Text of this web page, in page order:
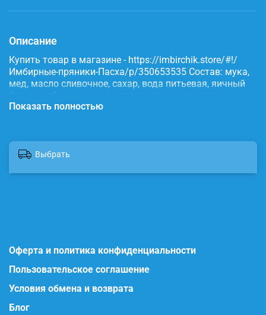
Описание
Купить товар в магазине - https://imbirchik.store/#!/
Имбирные-пряники-Пасха/p/350653535 Состав: мука,
мед, масло сливочное, сахар, вода питьевая, яичный
белок, имбирь, корица, сода, пищевые красители.
Показать полностью
Выбрать
Оферта и политика конфиденциальности
Пользовательское соглашение
Условия обмена и возврата
Блог